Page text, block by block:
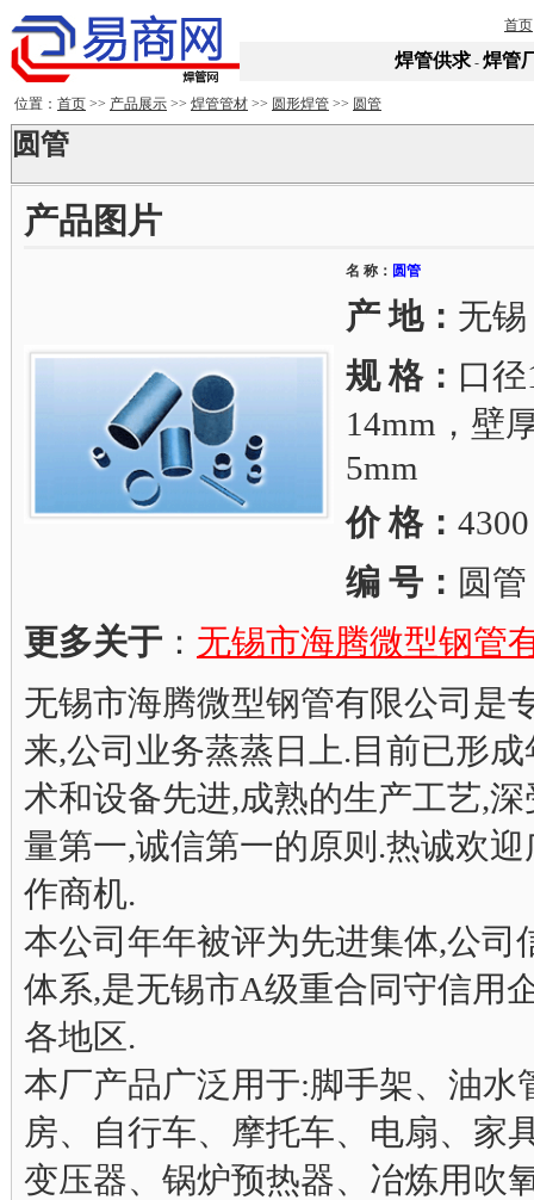
首页
焊管供求- 焊管
位置： 首页 >> 产品展示 >> 焊管管材 >> 圆形焊管 >> 圆管
圆管
产品图片
名 称： 圆管
产 地： 无锡
规 格： 口
14mm，壁
5mm
价 格： 4300
编 号： 圆管
更多关于 ： 无锡市海腾微型钢管
无锡市海腾微型钢管有限公司是
来,公司业务蒸蒸日上.目前已形
术和设备先进,成熟的生产工艺,
量第一,诚信第一的原则.热诚欢
作商机.
本公司年年被评为先进集体,公司
体系,是无锡市A级重合同守信用
各地区.
本厂产品广泛用于:脚手架、油
房、自行车、摩托车、电扇、家
变压器、锅炉预热器、冶炼用吹